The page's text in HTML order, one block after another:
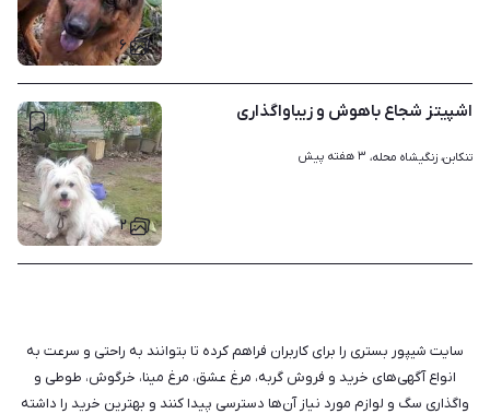
۶
۲
اشپیتز شجاع باهوش و زیباواگذاری
تنکابن، زنگیشاه محله، ۳ هفته پیش
سایت شیپور بستری را برای کاربران فراهم کرده تا بتوانند به راحتی و سرعت به
انواع آگهی‌های خرید و فروش گربه، مرغ عشق، مرغ مینا، خرگوش، طوطی و
واگذاری سگ و لوازم مورد نیاز آن‌ها دسترسی پیدا کنند و بهترین خرید را داشته